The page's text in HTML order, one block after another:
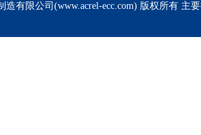
有限公司(www.acrel-ecc.com) 版权所有 主